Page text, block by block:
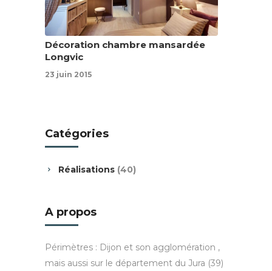
Décoration chambre mansardée
Longvic
23 juin 2015
Catégories
Réalisations (40)
A propos
Périmètres : Dijon et son agglomération ,
mais aussi sur le département du Jura (39)